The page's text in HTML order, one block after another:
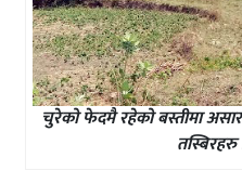
चुरेको फेदमै रहेको बस्तीमा